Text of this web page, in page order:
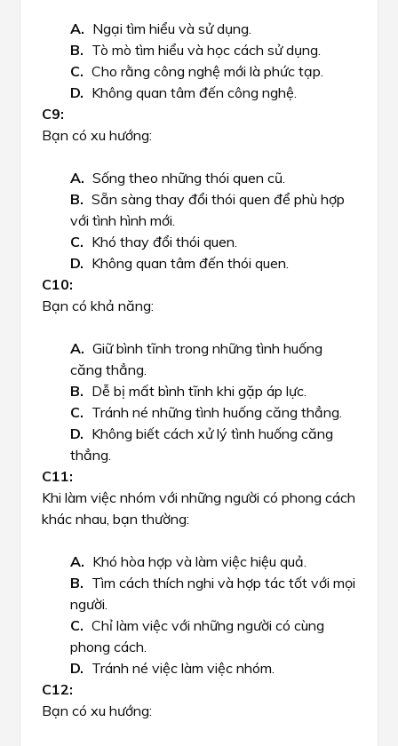
Ngại tìm hiểu và sử dụng.
Tò mò tìm hiểu và học cách sử dụng.
Cho rằng công nghệ mới là phức tạp.
Không quan tâm đến công nghệ.
Bạn có xu hướng:
Sống theo những thói quen cũ.
Sẵn sàng thay đổi thói quen để phù hợp
với tình hình mới.
Khó thay đổi thói quen.
Không quan tâm đến thói quen.
Bạn có khả năng:
Giữ bình tĩnh trong những tình huống
căng thẳng.
Dễ bị mất bình tĩnh khi gặp áp lực.
Tránh né những tình huống căng thẳng.
Không biết cách xử lý tình huống căng
thẳng.
Khi làm việc nhóm với những người có phong cách
khác nhau, bạn thường:
Khó hòa hợp và làm việc hiệu quả.
Tìm cách thích nghi và hợp tác tốt với mọi
người.
Chỉ làm việc với những người có cùng
phong cách.
Tránh né việc làm việc nhóm.
Bạn có xu hướng: